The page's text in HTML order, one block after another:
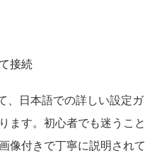
接続
、日本語での詳しい設定ガ
ます。初心者でも迷うこと
像付きで丁寧に説明されて